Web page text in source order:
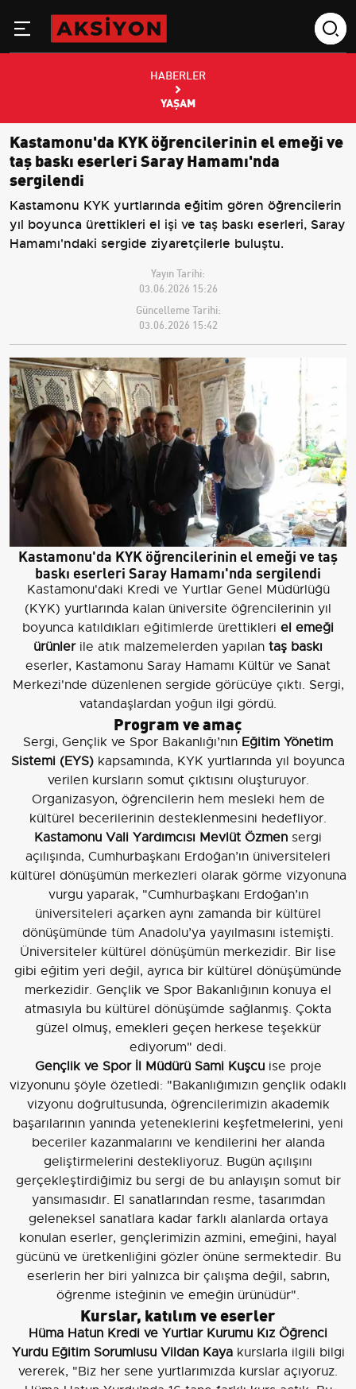
HABERLER
YAŞAM
Kastamonu'da KYK öğrencilerinin el emeği ve
taş baskı eserleri Saray Hamamı'nda
sergilendi
Kastamonu KYK yurtlarında eğitim gören öğrencilerin
yıl boyunca ürettikleri el işi ve taş baskı eserleri, Saray
Hamamı'ndaki sergide ziyaretçilerle buluştu.
Yayın Tarihi:
03.06.2026 15:26
Güncelleme Tarihi:
03.06.2026 15:42
Kastamonu'da KYK öğrencilerinin el emeği ve taş
baskı eserleri Saray Hamamı'nda sergilendi
Kastamonu'daki Kredi ve Yurtlar Genel Müdürlüğü
(KYK) yurtlarında kalan üniversite öğrencilerinin yıl
boyunca katıldıkları eğitimlerde ürettikleri el emeği
ürünlerile atık malzemelerden yapılan taş baskı
eserler, Kastamonu Saray Hamamı Kültür ve Sanat
Merkezi'nde düzenlenen sergide görücüye çıktı. Sergi,
vatandaşlardan yoğun ilgi gördü.
Program ve amaç
Sergi, Gençlik ve Spor Bakanlığı’nın Eğitim Yönetim
Sistemi (EYS) kapsamında, KYK yurtlarında yıl boyunca
verilen kursların somut çıktısını oluşturuyor.
Organizasyon, öğrencilerin hem mesleki hem de
kültürel becerilerinin desteklenmesini hedefliyor.
Kastamonu Vali Yardımcısı Mevlüt Özmen sergi
açılışında, Cumhurbaşkanı Erdoğan’ın üniversiteleri
kültürel dönüşümün merkezleri olarak görme vizyonuna
vurgu yaparak, "Cumhurbaşkanı Erdoğan’ın
üniversiteleri açarken aynı zamanda bir kültürel
dönüşümünde tüm Anadolu’ya yayılmasını istemişti.
Üniversiteler kültürel dönüşümün merkezidir. Bir lise
gibi eğitim yeri değil, ayrıca bir kültürel dönüşümünde
merkezidir. Gençlik ve Spor Bakanlığının konuya el
atmasıyla bu kültürel dönüşümde sağlanmış. Çokta
güzel olmuş, emekleri geçen herkese teşekkür
ediyorum" dedi.
Gençlik ve Spor İl Müdürü Sami Kuşcuise proje
vizyonunu şöyle özetledi: "Bakanlığımızın gençlik odaklı
vizyonu doğrultusunda, öğrencilerimizin akademik
başarılarının yanında yeteneklerini keşfetmelerini, yeni
beceriler kazanmalarını ve kendilerini her alanda
geliştirmelerini destekliyoruz. Bugün açılışını
gerçekleştirdiğimiz bu sergi de bu anlayışın somut bir
yansımasıdır. El sanatlarından resme, tasarımdan
geleneksel sanatlara kadar farklı alanlarda ortaya
konulan eserler, gençlerimizin azmini, emeğini, hayal
gücünü ve üretkenliğini gözler önüne sermektedir. Bu
eserlerin her biri yalnızca bir çalışma değil, sabrın,
öğrenme isteğinin ve emeğin ürünüdür".
Kurslar, katılım ve eserler
Hüma Hatun Kredi ve Yurtlar Kurumu Kız Öğrenci
Yurdu Eğitim Sorumlusu Vildan Kayakurslarla ilgili bilgi
vererek, "Biz her sene yurtlarımızda kurslar açıyoruz.